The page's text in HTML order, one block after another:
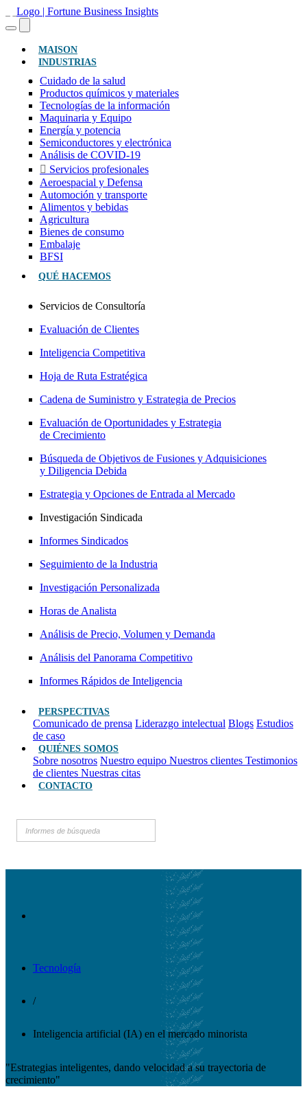
MAISON(ACTUAL)
INDUSTRIAS
Cuidado de la salud
Productos químicos y materiales
Tecnologías de la información
Maquinaria y Equipo
Energía y potencia
Semiconductores y electrónica
Análisis de COVID-19
Servicios profesionales
Aeroespacial y Defensa
Automoción y transporte
Alimentos y bebidas
Agricultura
Bienes de consumo
Embalaje
BFSI
QUÉ HACEMOS
Servicios de Consultoría
Evaluación de Clientes
Inteligencia Competitiva
Hoja de Ruta Estratégica
Cadena de Suministro y Estrategia de Precios
Evaluación de Oportunidades y Estrategia
de Crecimiento
Búsqueda de Objetivos de Fusiones y Adquisiciones
y Diligencia Debida
Estrategia y Opciones de Entrada al Mercado
Investigación Sindicada
Informes Sindicados
Seguimiento de la Industria
Investigación Personalizada
Horas de Analista
Análisis de Precio, Volumen y Demanda
Análisis del Panorama Competitivo
Informes Rápidos de Inteligencia
PERSPECTIVAS
Comunicado de prensa Liderazgo intelectual Blogs Estudios
de caso
QUIÉNES SOMOS
Sobre nosotros Nuestro equipo Nuestros clientes Testimonios
de clientes Nuestras citas
CONTACTO
Tecnología
/
Inteligencia artificial (IA) en el mercado minorista
"Estrategias inteligentes, dando velocidad a su trayectoria de
crecimiento"